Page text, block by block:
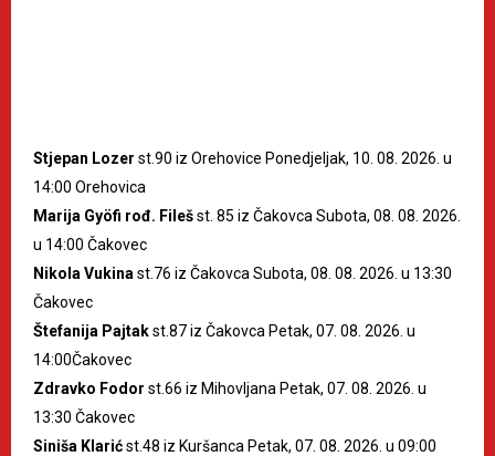
Stjepan Lozer st.90 iz Orehovice Ponedjeljak, 10. 08. 2026. u
14:00 Orehovica
Marija Gyöfi rođ. Filešst. 85 iz Čakovca Subota, 08. 08. 2026.
u 14:00 Čakovec
Nikola Vukina st.76 iz Čakovca Subota, 08. 08. 2026. u 13:30
Čakovec
Štefanija Pajtakst.87 iz Čakovca Petak, 07. 08. 2026. u
14:00Čakovec
Zdravko Fodor st.66 iz Mihovljana Petak, 07. 08. 2026. u
13:30 Čakovec
Siniša Klarićst.48 iz Kuršanca Petak, 07. 08. 2026. u 09:00